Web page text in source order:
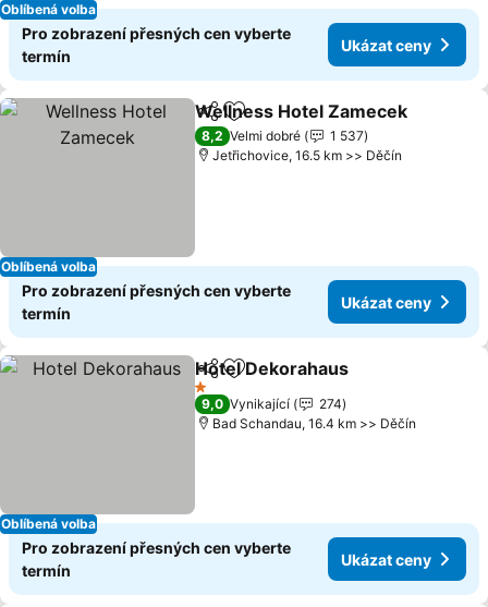
Oblíbená volba
Pro zobrazení přesných cen vyberte
termín
Ukázat ceny
Oblíbená volba
SdíletPřidat na seznam oblíbených
Wellness Hotel Zamecek
8,2 Velmi dobré
1 537
Jetřichovice, 16.5 km >> Děčín
Pro zobrazení přesných cen vyberte
termín
Ukázat ceny
Oblíbená volba
SdíletPřidat na seznam oblíbených
Hotel Dekorahaus
1 Počet hvězdiček
9,0 Vynikající
274
Bad Schandau, 16.4 km >> Děčín
Pro zobrazení přesných cen vyberte
termín
Ukázat ceny